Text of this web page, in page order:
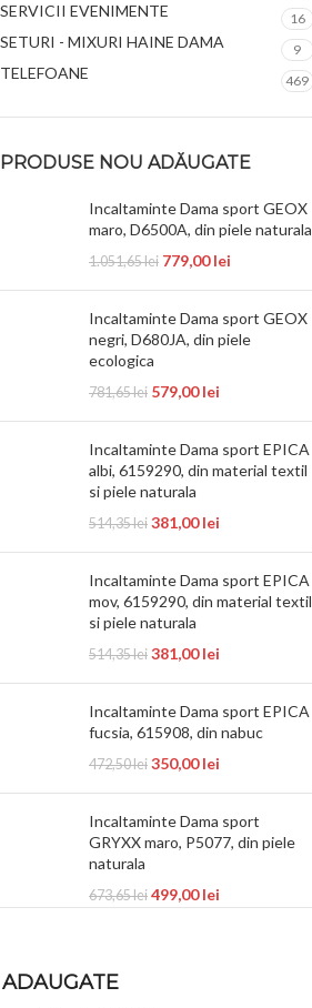
SERVICII EVENIMENTE 16
SETURI - MIXURI HAINE DAMA 9
TELEFOANE 469
PRODUSE NOU ADĂUGATE
Incaltaminte Dama sport GEOX
maro, D6500A, din piele naturala
1.051,65lei 779,00lei
Incaltaminte Dama sport GEOX
negri, D680JA, din piele
ecologica
781,65lei 579,00lei
Incaltaminte Dama sport EPICA
albi, 6159290, din material textil
si piele naturala
514,35lei 381,00lei
Incaltaminte Dama sport EPICA
mov, 6159290, din material textil
si piele naturala
514,35lei 381,00lei
Incaltaminte Dama sport EPICA
fucsia, 615908, din nabuc
472,50lei 350,00lei
Incaltaminte Dama sport
GRYXX maro, P5077, din piele
naturala
673,65lei 499,00lei